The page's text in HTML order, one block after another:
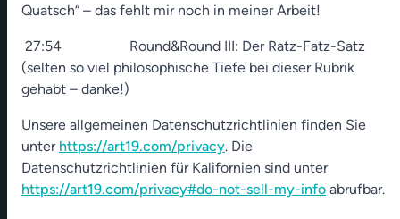
Quatsch“ – das fehlt mir noch in meiner Arbeit!
27:54 Round&Round III: Der Ratz-Fatz-Satz
(selten so viel philosophische Tiefe bei dieser Rubrik
gehabt – danke!)
Unsere allgemeinen Datenschutzrichtlinien finden Sie
unter https://art19.com/privacy. Die
Datenschutzrichtlinien für Kalifornien sind unter
https://art19.com/privacy#do-not-sell-my-info abrufbar.